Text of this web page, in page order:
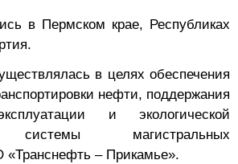
в Пермском крае, Республиках
в целях обеспечения
нефти, поддержания
и экологической
системы магистральных
«Транснефть – Прикамье».